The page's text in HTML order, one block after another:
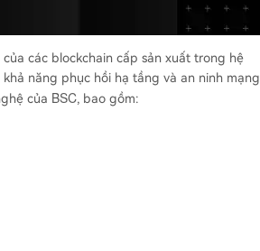
các blockchain cấp sản xuất trong hệ
năng phục hồi hạ tầng và an ninh mạng
của BSC, bao gồm: